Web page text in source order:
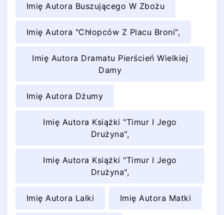
Imię Autora Buszującego W Zbożu
Imię Autora "Chłopców Z Placu Broni",
Imię Autora Dramatu Pierścień Wielkiej
Damy
Imię Autora Dżumy
Imię Autora Książki "Timur I Jego
Drużyna",
Imię Autora Książki "Timur I Jego
Drużyna",
Imię Autora Lalki Imię Autora Matki